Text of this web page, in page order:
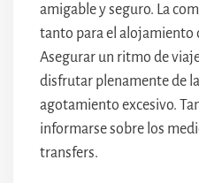
amigable y seguro. La
tanto para el alojamiento
Asegurar un ritmo de
disfrutar plenamente de
agotamiento excesivo.
informarse sobre los
transfers.